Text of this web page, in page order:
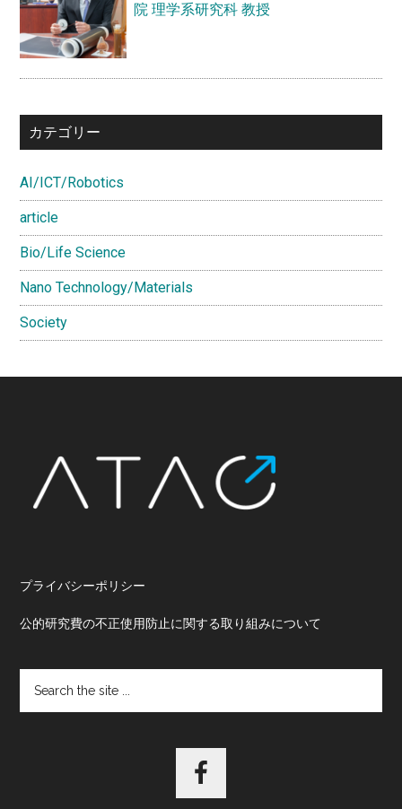
院 理学系研究科 教授
カテゴリー
AI/ICT/Robotics
article
Bio/Life Science
Nano Technology/Materials
Society
プライバシーポリシー
公的研究費の不正使用防止に関する取り組みについて
the